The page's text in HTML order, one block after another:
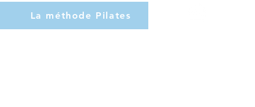
La méthode Pilates